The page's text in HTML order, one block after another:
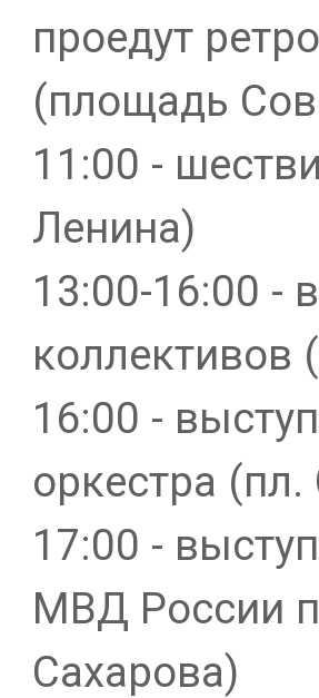
проедут
(площадь
11:00 -
Ленина)
13:00-16:00 -
коллективов
16:00 -
оркестра
17:00 -
МВД России
Сахарова)